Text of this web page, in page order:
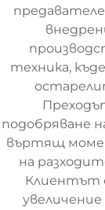
техника,
подобряване
въртящ
на
Клиентът